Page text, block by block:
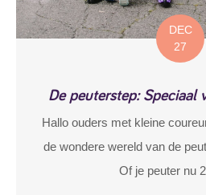
DEC
27
De peuterstep: Speciaal
Hallo ouders met kleine
de wondere wereld van de
Of je peuter nu